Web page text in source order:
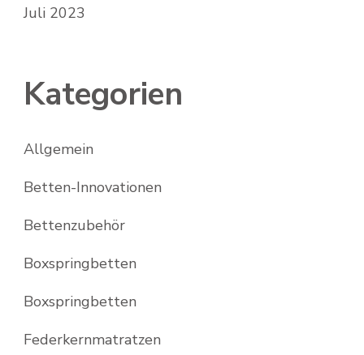
Juli 2023
Kategorien
Allgemein
Betten-Innovationen
Bettenzubehör
Boxspringbetten
Boxspringbetten
Federkernmatratzen